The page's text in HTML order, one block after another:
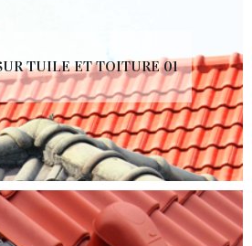
TUILE ET TOITURE 01